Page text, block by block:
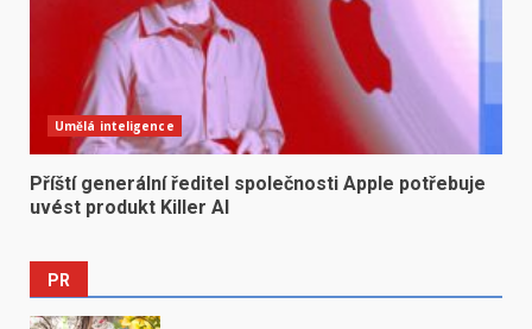
Umělá inteligence
Příští generální ředitel společnosti Apple potřebuje
uvést produkt Killer AI
PR